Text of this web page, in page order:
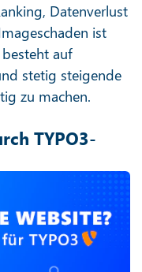
Datenverlust
ist
auf
stetig steigende
zu machen.
TYPO3-